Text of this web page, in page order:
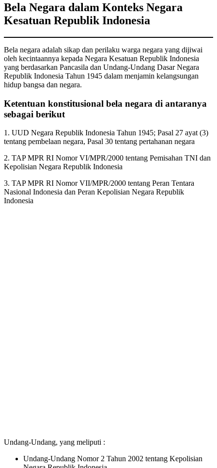
Bela Negara dalam Konteks Negara
Kesatuan Republik Indonesia
Bela negara adalah sikap dan perilaku warga negara yang dijiwai
oleh kecintaannya kepada Negara Kesatuan Republik Indonesia
yang berdasarkan Pancasila dan Undang-Undang Dasar Negara
Republik Indonesia Tahun 1945 dalam menjamin kelangsungan
hidup bangsa dan negara.
Ketentuan konstitusional bela negara di antaranya
sebagai berikut
1. UUD Negara Republik Indonesia Tahun 1945; Pasal 27 ayat (3)
tentang pembelaan negara, Pasal 30 tentang pertahanan negara
2. TAP MPR RI Nomor VI/MPR/2000 tentang Pemisahan TNI dan
Kepolisian Negara Republik Indonesia
3. TAP MPR RI Nomor VII/MPR/2000 tentang Peran Tentara
Nasional Indonesia dan Peran Kepolisian Negara Republik
Indonesia
Undang-Undang, yang meliputi :
Undang-Undang Nomor 2 Tahun 2002 tentang Kepolisian